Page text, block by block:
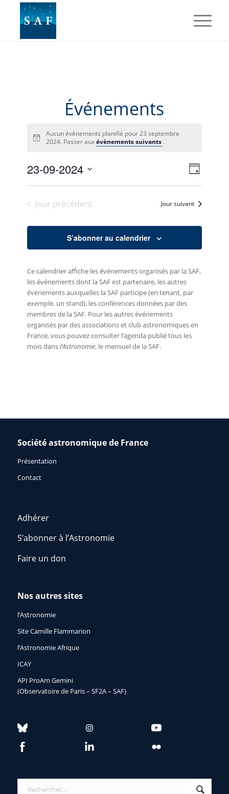
Événements
Aucun évènements planifié pour 23 septembre
2024. Passer auxévènements suivants .
par
de
vues
Jour
23-09-2024
date.Jour précédent Jour suivant
S’abonner au calendrier
Ce calendrier affiche les événements organisés par la SAF,
les événements dont la SAF est partenaire, les autres
événements auxquelles la SAF participe (en tenant, par
exemple, un stand), les conférences données par des
membres de la SAF. Pour les autres événements
organisés par des associations et club astronomiques en
France, vous pouvez consulter l’agenda publié tous les
mois dansl’Astronomie, le mensuel de la SAF.
Société astronomique de France
Présentation
Contact
Adhérer
S’abonner à l’Astronomie
Faire un don
Nos autres sites
l’Astronomie
Site Camille Flammarion
l’Astronomie Afrique
ICAY
API ProAm Gemini
(Observatoire de Paris – SF2A – SAF)